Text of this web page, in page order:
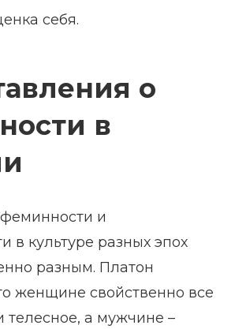
себя.
о
в
и
в культуре разных эпох
разным. Платон
женщине свойственно все
телесное, а мужчине –